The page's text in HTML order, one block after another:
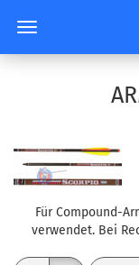
Für Compound-
verwendet. Bei